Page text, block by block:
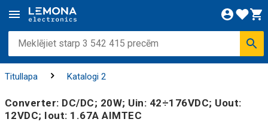
Titullapa Katalogi 2
Converter: DC/DC; 20W; Uin: 42÷176VDC; Uout:
12VDC; Iout: 1.67A AIMTEC